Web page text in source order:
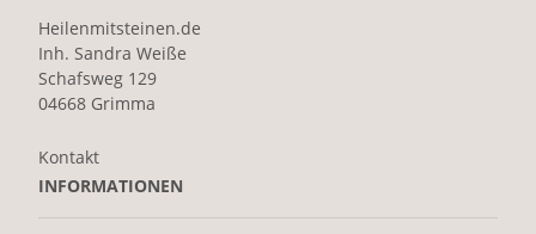
Heilenmitsteinen.de
Inh. Sandra Weiße
Schafsweg 129
04668 Grimma
Kontakt
INFORMATIONEN